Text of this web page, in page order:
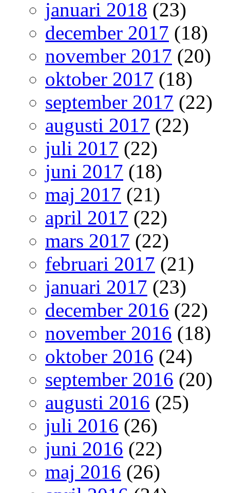
januari 2018 (23)
december 2017 (18)
november 2017 (20)
oktober 2017 (18)
september 2017 (22)
augusti 2017 (22)
juli 2017 (22)
juni 2017 (18)
maj 2017 (21)
april 2017 (22)
mars 2017 (22)
februari 2017 (21)
januari 2017 (23)
december 2016 (22)
november 2016 (18)
oktober 2016 (24)
september 2016 (20)
augusti 2016 (25)
juli 2016 (26)
juni 2016 (22)
maj 2016 (26)